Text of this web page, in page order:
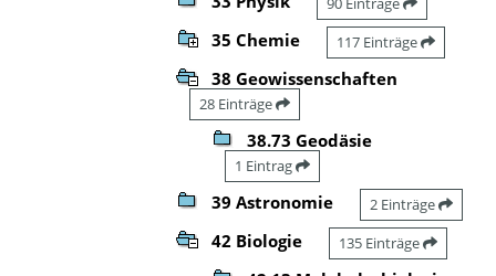
35 Chemie 117 Einträge
38 Geowissenschaften
28 Einträge
38.73 Geodäsie
1 Eintrag
39 Astronomie 2 Einträge
42 Biologie 135 Einträge